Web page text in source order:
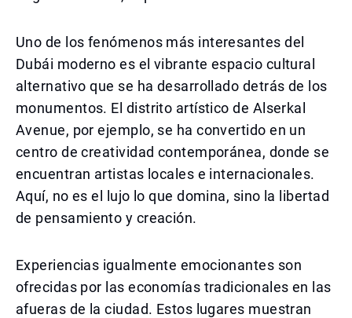
Uno de los fenómenos más interesantes del
Dubái moderno es el vibrante espacio cultural
alternativo que se ha desarrollado detrás de los
monumentos. El distrito artístico de Alserkal
Avenue, por ejemplo, se ha convertido en un
centro de creatividad contemporánea, donde se
encuentran artistas locales e internacionales.
Aquí, no es el lujo lo que domina, sino la libertad
de pensamiento y creación.
Experiencias igualmente emocionantes son
ofrecidas por las economías tradicionales en las
afueras de la ciudad. Estos lugares muestran